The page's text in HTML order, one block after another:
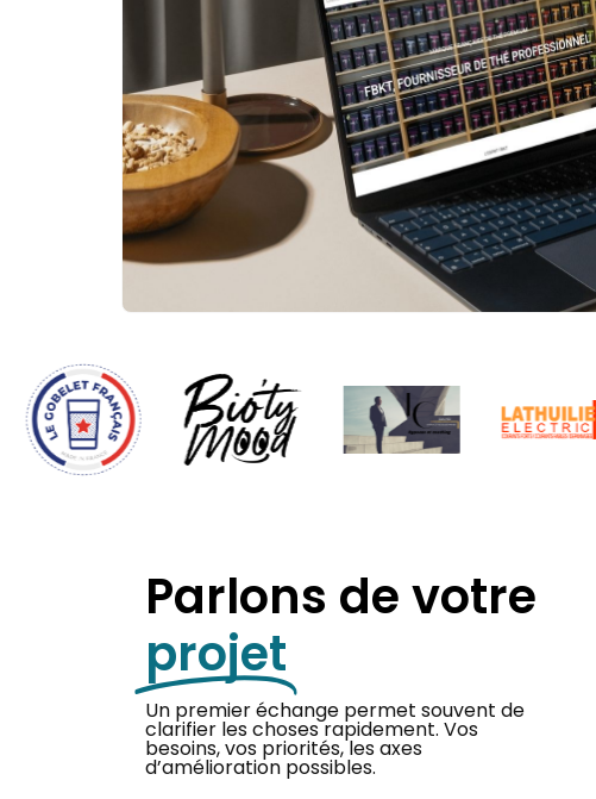
Parlons de votre
projet
Un premier échange permet souvent de
clarifier les choses rapidement. Vos
besoins, vos priorités, les axes
d’amélioration possibles.